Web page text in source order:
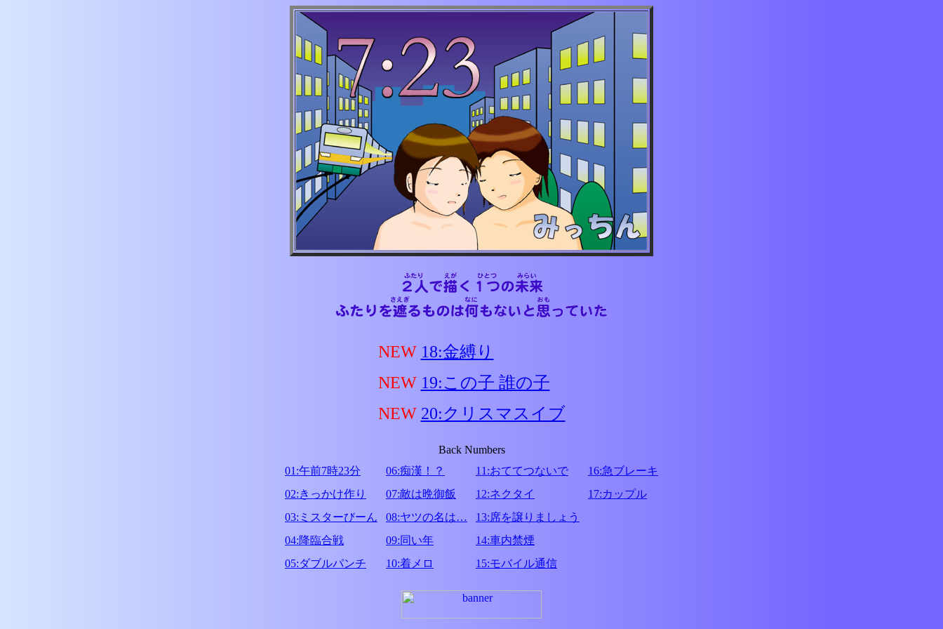
NEW 18:金縛り
NEW 19:この子 誰の子
NEW 20:クリスマスイブ
Back Numbers
01:午前7時23分
06:痴漢！？ 11:おててつないで
16:急ブレーキ
02:きっかけ作り
07:敵は晩御飯 12:ネクタイ
17:カップル
03:ミスターびーん
08:ヤツの名は…
13:席を譲りましょう
04:降臨合戦
09:同い年
14:車内禁煙
05:ダブルパンチ
10:着メロ 15:モバイル通信